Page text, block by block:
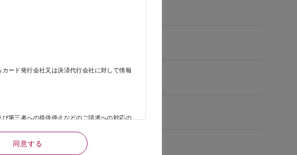
ード発行会社又は決済代行会社に対して情報
第三者への提供停止などのご請求への対応の
同意する